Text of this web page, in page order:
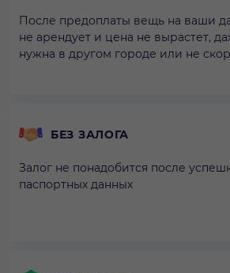
После предоплаты вещь на ваши
не арендует и цена не вырастет,
нужна в другом городе или не
БЕЗ ЗАЛОГА
Залог не понадобится после
паспортных данных